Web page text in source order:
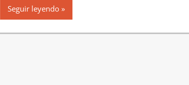
Seguir leyendo